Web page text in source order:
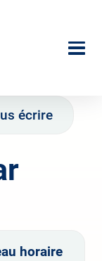
écrire
horaire